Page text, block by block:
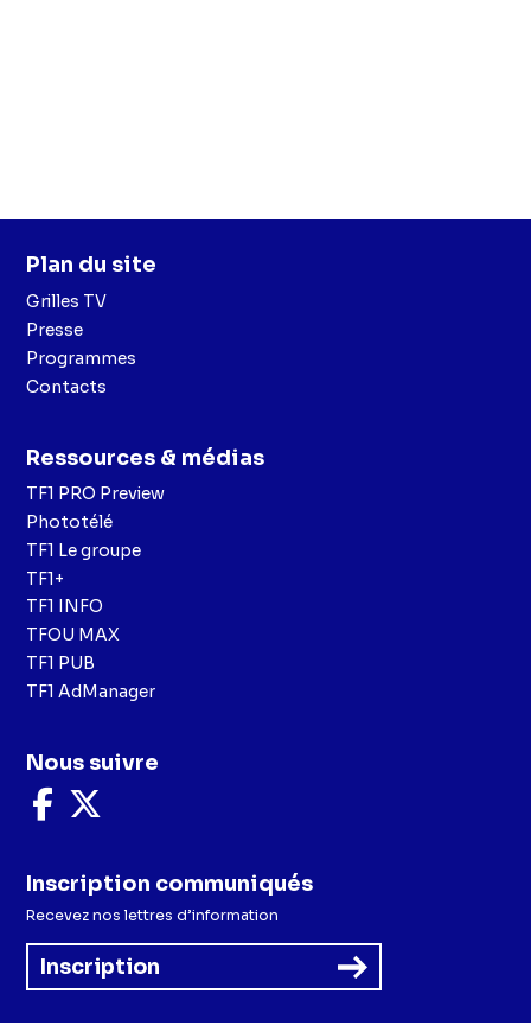
Plan du site
Grilles TV
Presse
Programmes
Contacts
Ressources & médias
TF1 PRO Preview
Phototélé
TF1 Le groupe
TF1+
TF1 INFO
TFOU MAX
TF1 PUB
TF1 AdManager
Nous suivre
Nous
suivre
Facebook
X
Inscription communiqués
Recevez nos lettres d’information
Inscription